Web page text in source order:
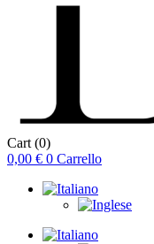
Cart (0)
0,00 € 0 Carrello